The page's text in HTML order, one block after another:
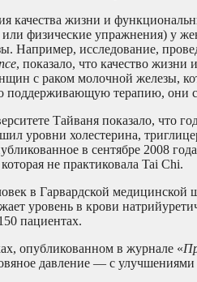
качества жизни и
или физические упражнения) у
Например, исследование,
, показало, что качество
с раком молочной железы,
поддерживающую терапию, они
Тайваня показало, что
уровни холестерина,
в сентябре 2008
не практиковала Tai Chi.
в Гарвардской медицинской
уровень в крови
пациентах.
опубликованном в журнале «
давление — с улучшениями